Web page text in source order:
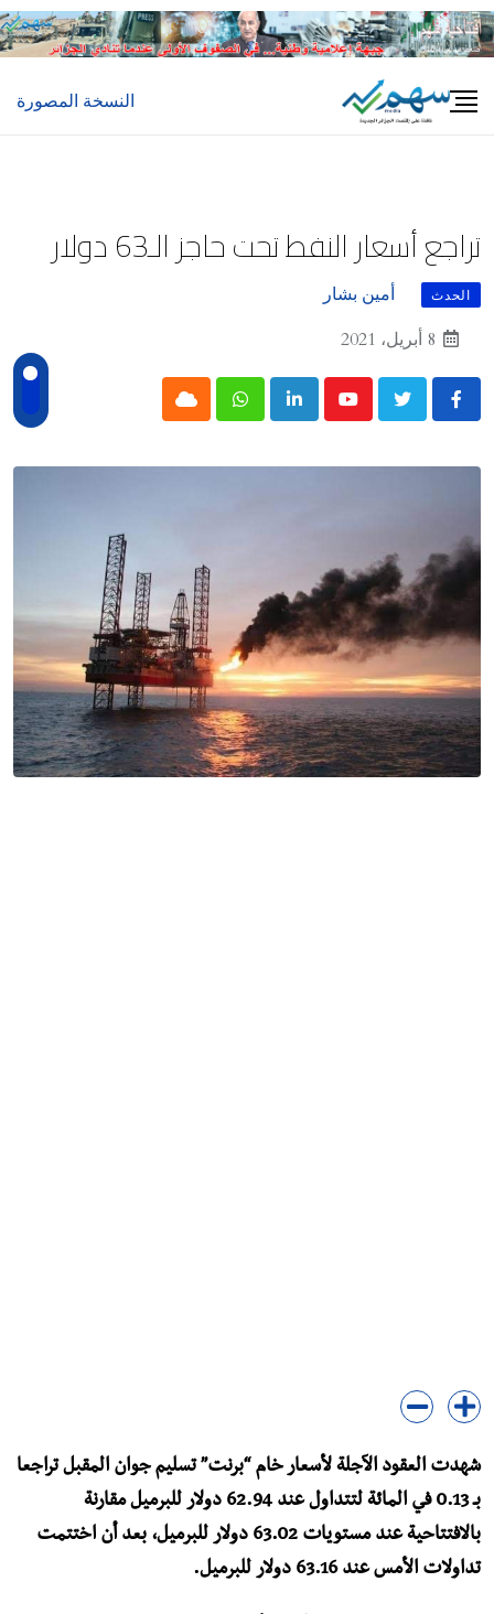
Skip
to
النسخة المصورة
تراجع أسعار النفط تحت حاجز الـ63 دولار
الحدث
أمين بشار
8 أبريل، 2021
Youtube
LinkedIn
Whatsapp
Cloud
شهدت العقود الآجلة لأسعار خام “برنت” تسليم جوان المقبل تراجعا
بـ 0.13 في المائة لتتداول عند 62.94 دولار للبرميل مقارنة
بالافتتاحية عند مستويات 63.02 دولار للبرميل، بعد أن اختتمت
تداولات الأمس عند 63.16 دولار للبرميل.